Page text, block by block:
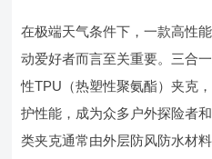
在极端天气条件下，一款高性
动爱好者而言至关重要。三合
性TPU（热塑性聚氨酯）夹克
护性能，成为众多户外探险者
类夹克通常由外层防风防水材